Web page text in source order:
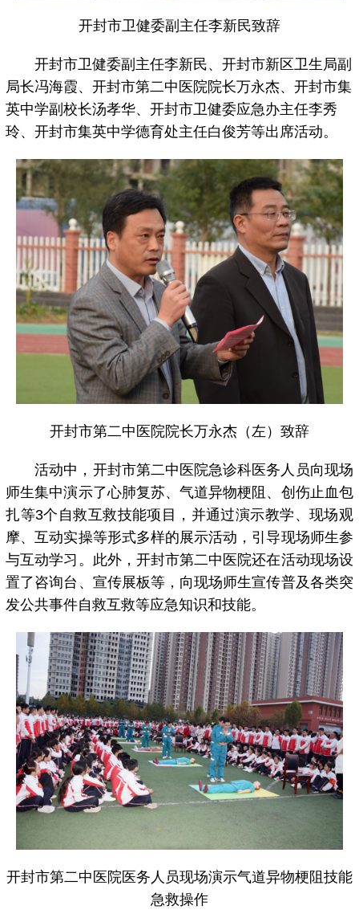
开封市卫健委副主任李新民致辞
开封市卫健委副主任李新民、开封市新区卫生局副
局长冯海霞、开封市第二中医院院长万永杰、开封市集
英中学副校长汤孝华、开封市卫健委应急办主任李秀
玲、开封市集英中学德育处主任白俊芳等出席活动。
开封市第二中医院院长万永杰（左）致辞
活动中，开封市第二中医院急诊科医务人员向现场
师生集中演示了心肺复苏、气道异物梗阻、创伤止血包
扎等3个自救互救技能项目，并通过演示教学、现场观
摩、互动实操等形式多样的展示活动，引导现场师生参
与互动学习。此外，开封市第二中医院还在活动现场设
置了咨询台、宣传展板等，向现场师生宣传普及各类突
发公共事件自救互救等应急知识和技能。
开封市第二中医院医务人员现场演示气道异物梗阻技能
急救操作